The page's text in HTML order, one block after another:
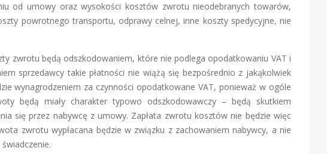
od umowy oraz wysokości kosztów zwrotu nieodebranych towarów,
powrotnego transportu, odprawy celnej, inne koszty spedycyjne, nie
zwrotu będą odszkodowaniem, które nie podlega opodatkowaniu VAT i
sprzedawcy takie płatności nie wiążą się bezpośrednio z jakąkolwiek
wynagrodzeniem za czynności opodatkowane VAT, ponieważ w ogóle
będą miały charakter typowo odszkodowawczy – będą skutkiem
się przez nabywcę z umowy. Zapłata zwrotu kosztów nie będzie więc
zwrotu wypłacana będzie w związku z zachowaniem nabywcy, a nie